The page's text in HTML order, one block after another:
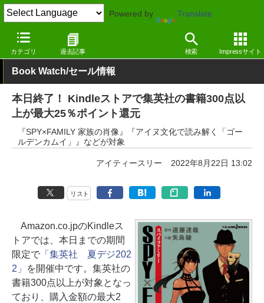
Powered by Translate
カテゴリ 過去記事 検索 Impressサイト
窓の杜 電子書籍・本
Book Watch/セール情報
本日終了！ Kindleストアで集英社の書籍300点以
上が最大25％ポイント還元
『SPY×FAMILY 家族の肖像』『アイヌ文化で読み解く「ゴー
ルデンカムイ」』などが対象
アイティースリー 2022年8月22日 13:02
リスト
Amazon.co.jpのKindleス
トアでは、本日までの期間
限定で「集英社 夏デジ202
2」
を開催中です。集英社の
書籍300点以上が対象となっ
ており、購入金額の最大2